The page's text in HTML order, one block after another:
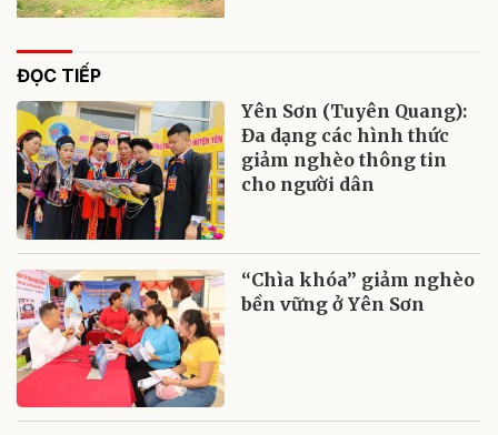
ĐỌC TIẾP
Yên Sơn (Tuyên Quang):
Đa dạng các hình thức
giảm nghèo thông tin
cho người dân
“Chìa khóa” giảm nghèo
bền vững ở Yên Sơn